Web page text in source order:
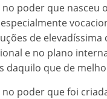
no poder que
de
e no plano
daquilo que de
no poder que foi